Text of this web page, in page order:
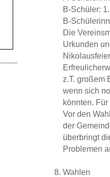
B-Schüler:
B-
Die
Urkunden
z.T. großem
wenn sich
könnten.
Vor den
der
überbringt
Problemen
Wahlen